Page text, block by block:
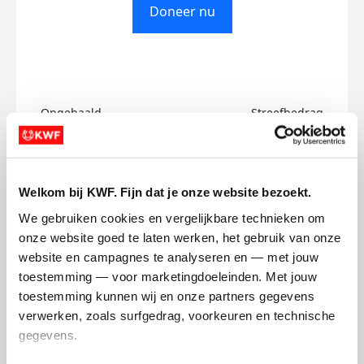
Welkom bij KWF. Fijn dat je onze website bezoekt.
We gebruiken cookies en vergelijkbare technieken om
onze website goed te laten werken, het gebruik van onze
website en campagnes te analyseren en — met jouw
toestemming — voor marketingdoeleinden. Met jouw
toestemming kunnen wij en onze partners gegevens
verwerken, zoals surfgedrag, voorkeuren en technische
gegevens.
Doneer nu
Opgehaald
€0
Streefbedrag
€50
Rupesh's badges